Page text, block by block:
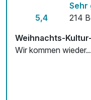
5,4
Sehr
214
Weihnachts-
Wir kommen